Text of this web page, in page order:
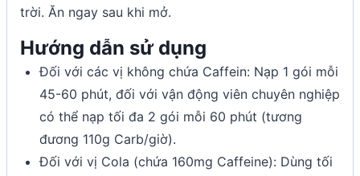
trời. Ăn ngay sau khi mở.
Hướng dẫn sử dụng
Đối với các vị không chứa Caffein: Nạp 1 gói mỗi
45-60 phút, đối với vận động viên chuyên nghiệp
có thể nạp tối đa 2 gói mỗi 60 phút (tương
đương 110g Carb/giờ).
Đối với vị Cola (chứa 160mg Caffeine): Dùng tối